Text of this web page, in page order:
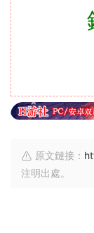
原文鏈接：
注明出處。